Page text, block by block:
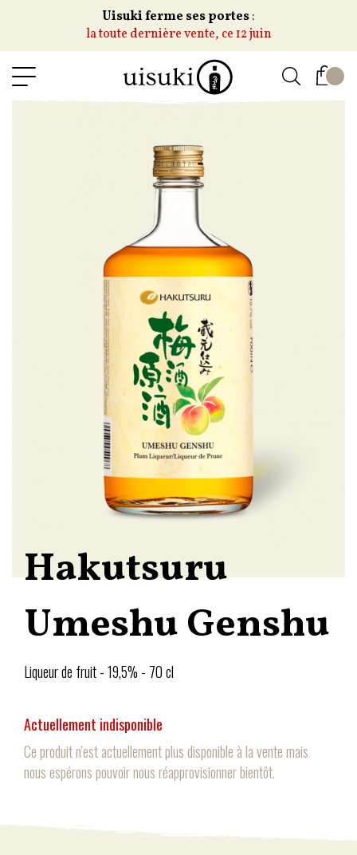
Uisuki ferme ses portes:
la toute dernière vente, ce 12 juin
Hakutsuru
Umeshu Genshu
Liqueur de fruit - 19,5% - 70 cl
Actuellement indisponible
Ce produit n'est actuellement plus disponible à la vente mais
nous espérons pouvoir nous réapprovisionner bientôt.